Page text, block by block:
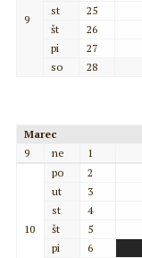
9
st
25
št
26
pi
27
so
28
Marec
9
ne 1
10
po
2
ut
3
st
4
št
5
pi
6